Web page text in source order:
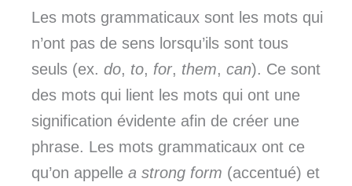
Les mots grammaticaux sont les mots qui
n’ont pas de sens lorsqu’ils sont tous
seuls (ex. do, to, for, them, can). Ce sont
des mots qui lient les mots qui ont une
signification évidente afin de créer une
phrase. Les mots grammaticaux ont ce
qu’on appelle a strong form (accentué) et